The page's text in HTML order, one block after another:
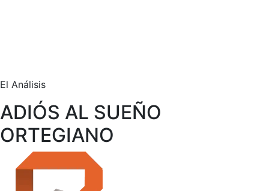
El Análisis
ADIÓS AL SUEÑO
ORTEGIANO